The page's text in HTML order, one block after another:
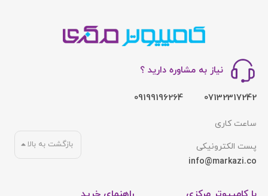
نیاز به مشاوره دارید ؟
07132317242
09199196264
ساعت کاری
پست الکترونیکی
info@markazi.co
بازگشت به بالا